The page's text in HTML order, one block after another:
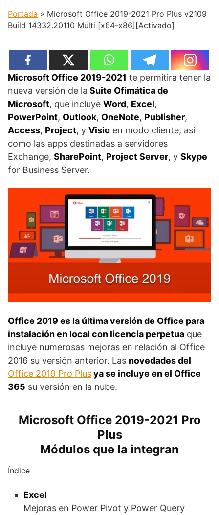
Portada » Microsoft Office 2019-2021 Pro Plus v2109
Build 14332.20110 Multi [x64-x86][Activado]
Microsoft Office 2019-2021 te permitirá tener la
nueva versión de la Suite Ofimática de
Microsoft, que incluye Word, Excel,
PowerPoint, Outlook, OneNote, Publisher,
Access, Project, y Visio en modo cliente, así
como las apps destinadas a servidores
Exchange, SharePoint, Project Server, y Skype
for Business Server.
Office 2019 es la última versión de Office para
instalación en local con licencia perpetua que
incluye numerosas mejoras en relación al Office
2016 su versión anterior. Las novedades del
Office 2019 Pro Plusya se incluye en el Office
365 su versión en la nube.
Microsoft Office 2019-2021 Pro
Plus
Módulos que la integran
Índice
Excel
Mejoras en Power Pivot y Power Query